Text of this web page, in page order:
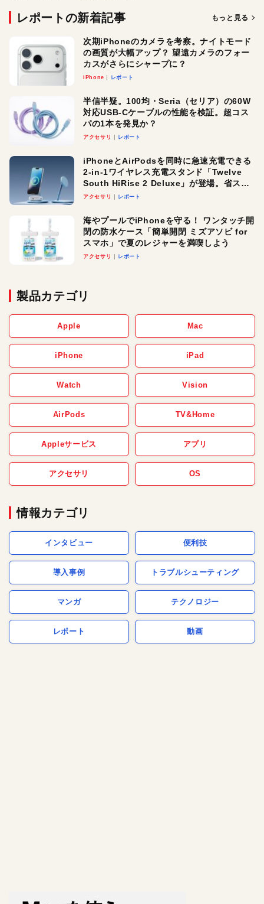
レポートの新着記事 もっと見る
次期iPhoneのカメラを考察。ナイトモード
の画質が大幅アップ？ 望遠カメラのフォー
カスがさらにシャープに？
iPhone レポート
半信半疑。100均・Seria（セリア）の60W
対応USB-Cケーブルの性能を検証。超コス
パの1本を発見か？
アクセサリ レポート
iPhoneとAirPodsを同時に急速充電できる
2-in-1ワイヤレス充電スタンド「Twelve
South HiRise 2 Deluxe」が登場。省スペ
ースでおしゃれに充電したい人にオスス
アクセサリ レポート
海やプールでiPhoneを守る！ ワンタッチ開
閉の防水ケース「簡単開閉 ミズアソビ for
スマホ」で夏のレジャーを満喫しよう
アクセサリ レポート
製品カテゴリ
Apple Mac
iPhone iPad
Watch Vision
AirPods TV&Home
Appleサービス アプリ
アクセサリ OS
情報カテゴリ
インタビュー 便利技
導入事例 トラブルシューティング
マンガ テクノロジー
レポート 動画